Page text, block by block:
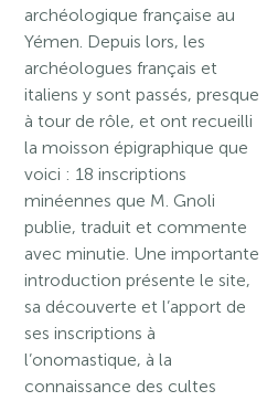
archéologique française au
Yémen. Depuis lors, les
archéologues français et
italiens y sont passés, presque
à tour de rôle, et ont recueilli
la moisson épigraphique que
voici : 18 inscriptions
minéennes que M. Gnoli
publie, traduit et commente
avec minutie. Une importante
introduction présente le site,
sa découverte et l’apport de
ses inscriptions à
l’onomastique, à la
connaissance des cultes